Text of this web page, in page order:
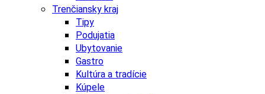
Trenčiansky kraj
Tipy
Podujatia
Ubytovanie
Gastro
Kultúra a tradície
Kúpele